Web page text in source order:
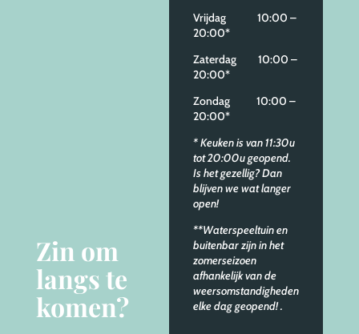
Zin om
langs te
komen?
Vrijdag 10:00 –
20:00*
Zaterdag 10:00 –
20:00*
Zondag 10:00 –
20:00*
* Keuken is van 11:30u
tot 20:00u geopend.
Is het gezellig? Dan
blijven we wat langer
open!
**Waterspeeltuin en
buitenbar zijn in het
zomerseizoen
afhankelijk van de
weersomstandigheden
elke dag geopend!.